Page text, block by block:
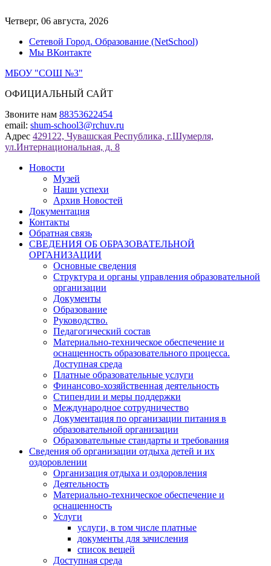
к
Четверг, 06 августа, 2026
Сетевой Город. Образование (NetSchool)
Мы ВКонтакте
МБОУ "СОШ №3"
ОФИЦИАЛЬНЫЙ САЙТ
Звоните нам 88353622454
email: shum-school3@rchuv.ru
Адрес 429122, Чувашская Республика, г.Шумерля,
ул.Интернациональная, д. 8
Новости
Музей
Наши успехи
Архив Новостей
Документация
Контакты
Обратная связь
СВЕДЕНИЯ ОБ ОБРАЗОВАТЕЛЬНОЙ
ОРГАНИЗАЦИИ
Основные сведения
Структура и органы управления образовательной
организации
Документы
Образование
Руководство.
Педагогический состав
Материально-техническое обеспечение и
оснащенность образовательного процесса.
Доступная среда
Платные образовательные услуги
Финансово-хозяйственная деятельность
Стипендии и меры поддержки
Международное сотрудничество
Документация по организации питания в
образовательной организации
Образовательные стандарты и требования
Сведения об организации отдыха детей и их
оздоровлении
Организация отдыха и оздоровления
Деятельность
Материально-техническое обеспечение и
оснащенность
Услуги
услуги, в том числе платные
документы для зачисления
список вещей
Доступная среда